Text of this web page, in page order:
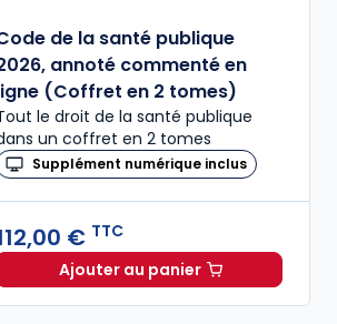
à 245,37 € HT
de la santé publique
annoté commenté en
(Coffret en 2 tomes)
le droit de la santé publique
un coffret en 2 tomes
Supplément numérique inclus
€ TTC
Ajouter au panierCode de la santé